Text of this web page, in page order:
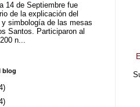
14 de Septiembre fue
de la explicación del
y simbología de las mesas
Santos. Participaron al
n...
blog